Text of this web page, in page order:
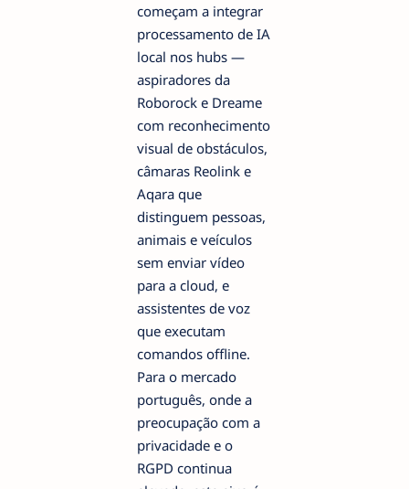
começam a integrar
processamento de IA
local nos hubs —
aspiradores da
Roborock e Dreame
com reconhecimento
visual de obstáculos,
câmaras Reolink e
Aqara que
distinguem pessoas,
animais e veículos
sem enviar vídeo
para a cloud, e
assistentes de voz
que executam
comandos offline.
Para o mercado
português, onde a
preocupação com a
privacidade e o
RGPD continua